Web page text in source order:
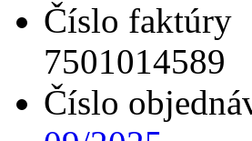
Číslo faktúry
7501014589
Číslo